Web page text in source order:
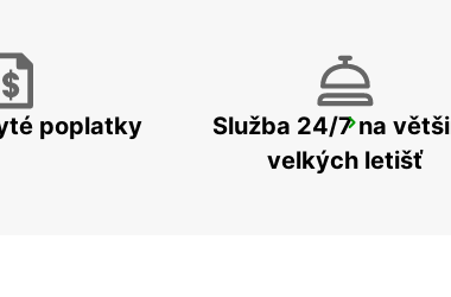
poplatky
Služba 24/7 na
velkých letišť